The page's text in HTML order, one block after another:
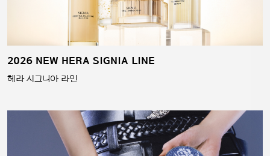
2026 NEW HERA SIGNIA LINE
헤라 시그니아 라인